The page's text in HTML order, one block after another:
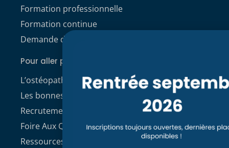
Formation professionnelle
Formation continue
Demande de dossier de candidature
Pour aller plus loin
L’ostéopathie
Les bonnes raisons de choisir le CSO
Recrutement enseignants CSO Paris
Foire Aux Questions
Ressources à télécharger